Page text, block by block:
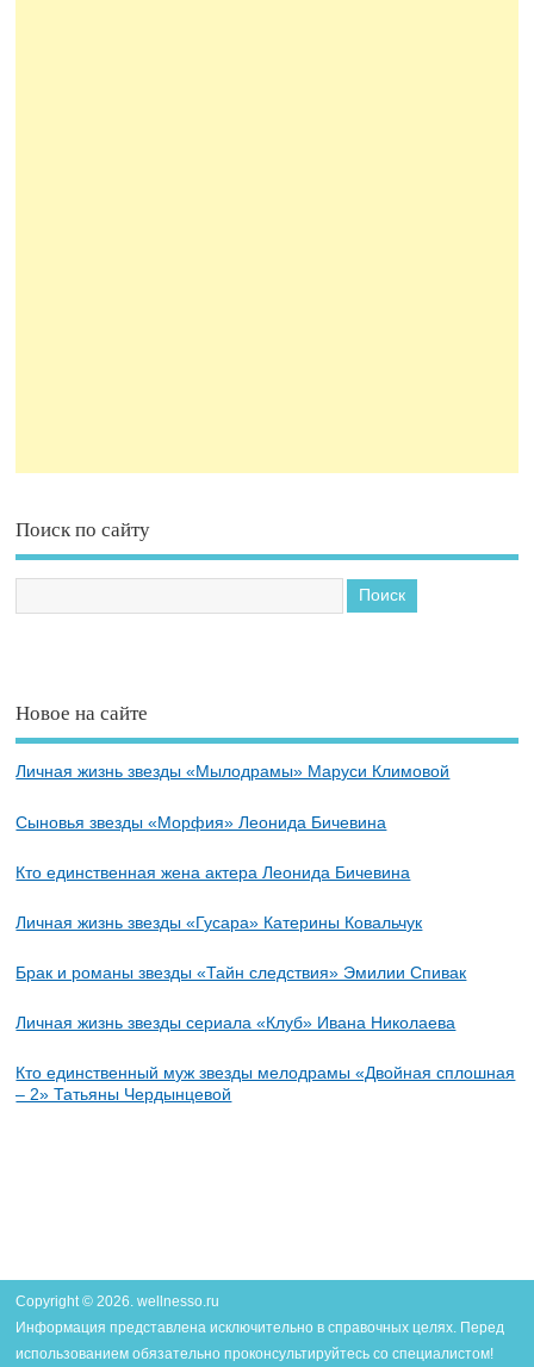
Поиск по сайту
Новое на сайте
Личная жизнь звезды «Мылодрамы» Маруси Климовой
Сыновья звезды «Морфия» Леонида Бичевина
Кто единственная жена актера Леонида Бичевина
Личная жизнь звезды «Гусара» Катерины Ковальчук
Брак и романы звезды «Тайн следствия» Эмилии Спивак
Личная жизнь звезды сериала «Клуб» Ивана Николаева
Кто единственный муж звезды мелодрамы «Двойная сплошная
– 2» Татьяны Чердынцевой
Copyright © 2026. wellnesso.ru
Информация представлена исключительно в справочных целях. Перед
использованием обязательно проконсультируйтесь со специалистом!